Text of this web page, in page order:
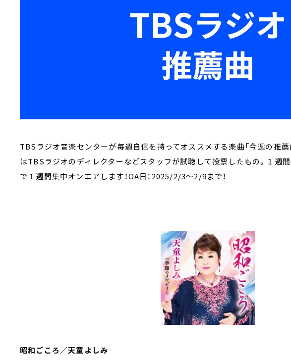
TBSラジオ音楽センターが毎週自信を持ってオススメする楽曲「今週の推薦
はTBSラジオのディレクターなどスタッフが試聴して投票したもの。１週
で１週間集中オンエアします！OA日：2025/2/3～2/9まで！
昭和ごころ／天童よしみ